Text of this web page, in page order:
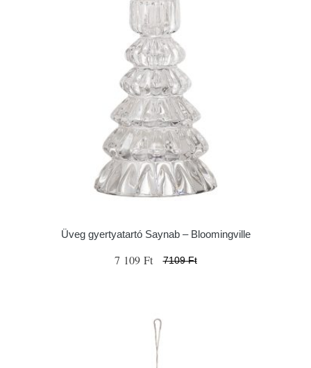
Üveg gyertyatartó Saynab – Bloomingville
7 109 Ft 7109 Ft